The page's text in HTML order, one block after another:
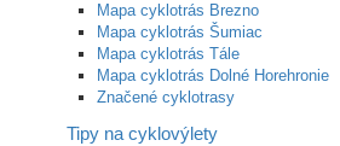
Mapa cyklotrás Brezno
Mapa cyklotrás Šumiac
Mapa cyklotrás Tále
Mapa cyklotrás Dolné Horehronie
Značené cyklotrasy
Tipy na cyklovýlety